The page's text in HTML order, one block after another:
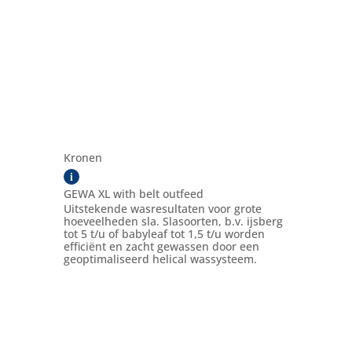
Kronen
i
GEWA XL with belt outfeed
Uitstekende wasresultaten voor grote
hoeveelheden sla. Slasoorten, b.v. ijsberg
tot 5 t/u of babyleaf tot 1,5 t/u worden
efficiënt en zacht gewassen door een
geoptimaliseerd helical wassysteem.